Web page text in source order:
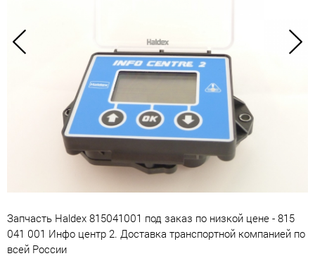
Запчасть Haldex 815041001 под заказ по низкой цене - 815
041 001 Инфо центр 2. Доставка транспортной компанией по
всей России